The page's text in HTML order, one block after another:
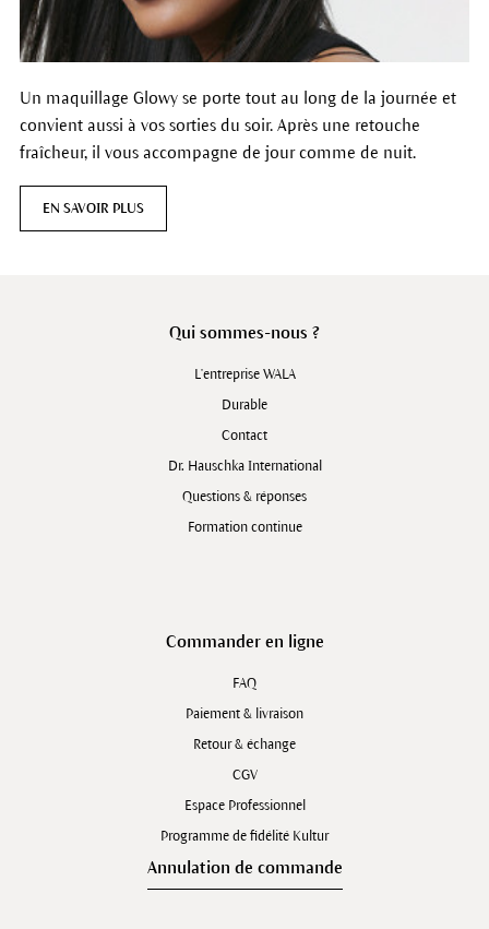
Un maquillage Glowy se porte tout au long de la journée et
convient aussi à vos sorties du soir. Après une retouche
fraîcheur, il vous accompagne de jour comme de nuit.
EN SAVOIR PLUS
Qui sommes-nous ?
L'entreprise WALA
Durable
Contact
Dr. Hauschka International
Questions & réponses
Formation continue
Commander en ligne
FAQ
Paiement & livraison
Retour & échange
CGV
Espace Professionnel
Programme de fidélité Kultur
Annulation de commande